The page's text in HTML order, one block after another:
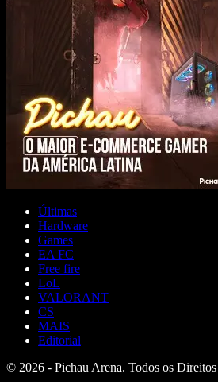
Últimas
Hardware
Games
EA FC
Free fire
LoL
VALORANT
CS
MAIS
Editorial
© 2026 - Pichau Arena. Todos os Direitos